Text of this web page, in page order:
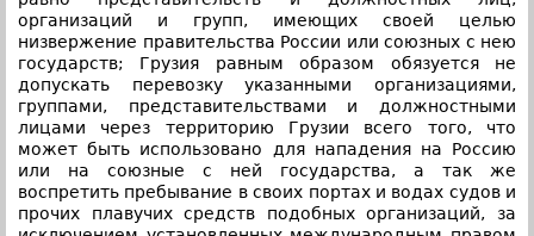
организаций и групп, имеющих своей целью
низвержение правительства России или союзных с нею
государств; Грузия равным образом обязуется не
допускать перевозку указанными организациями,
группами, представительствами и должностными
лицами через территорию Грузии всего того, что
может быть использовано для нападения на Россию
или на союзные с ней государства, а так же
воспретить пребывание в своих портах и водах судов и
прочих плавучих средств подобных организаций, за